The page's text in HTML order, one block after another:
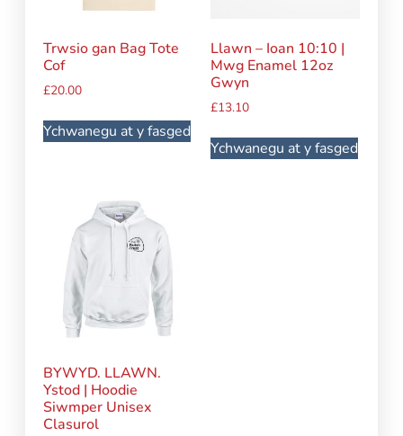
Trwsio gan Bag Tote
Cof
£20.00
Ychwanegu at y fasged
Llawn – Ioan 10:10 |
Mwg Enamel 12oz
Gwyn
£13.10
Ychwanegu at y fasged
BYWYD. LLAWN.
Ystod | Hoodie
Siwmper Unisex
Clasurol